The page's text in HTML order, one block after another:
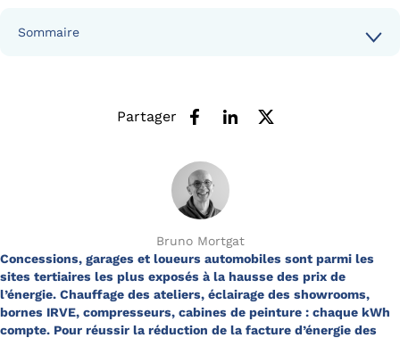
Sommaire
Partager
Bruno Mortgat
Concessions, garages et loueurs automobiles sont parmi les
sites tertiaires les plus exposés à la hausse des prix de
l’énergie. Chauffage des ateliers, éclairage des showrooms,
bornes IRVE, compresseurs, cabines de peinture : chaque kWh
compte. Pour réussir la réduction de la facture d’énergie des